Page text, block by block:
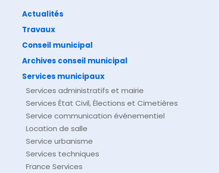
Direction de l'information légale et administrative
Actualités
Travaux
Conseil municipal
Archives conseil municipal
Services municipaux
Services administratifs et mairie
Services État Civil, Élections et Cimetières
Service communication événementiel
Location de salle
Service urbanisme
Services techniques
France Services